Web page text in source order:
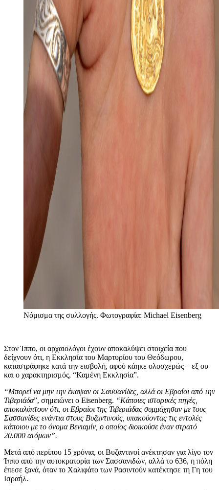
Νόμισμα της συλλογής. Φωτογραφία: Michael Eisenberg
Στον Ίππο, οι αρχαιολόγοι έχουν αποκαλύψει στοιχεία που
δείχνουν ότι, η Εκκλησία του Μαρτυρίου του Θεόδωρου,
καταστράφηκε κατά την εισβολή, αφού κάηκε ολοσχερώς – εξ ου
και ο χαρακτηρισμός, “Καμένη Εκκλησία”.
“Μπορεί να μην την έκαψαν οι Σασσανίδες, αλλά οι Εβραίοι από την
Τιβεριάδα”, σημειώνει ο Eisenberg. “Κάποιες ιστορικές πηγές,
αποκαλύπτουν ότι, οι Εβραίοι της Τιβεριάδας συμμάχησαν με τους
Σασσανίδες ενάντια στους Βυζαντινούς, υπακούοντας τις εντολές
κάποιου με το όνομα Βενιαμίν, ο οποίος διοικούσε έναν στρατό
20.000 ατόμων”.
Μετά από περίπου 15 χρόνια, οι Βυζαντινοί ανέκτησαν για λίγο τον
Ίππο από την αυτοκρατορία των Σασσανιδών, αλλά το 636, η πόλη
έπεσε ξανά, όταν το Χαλιφάτο των Ρασιντούν κατέκτησε τη Γη του
Ισραήλ.